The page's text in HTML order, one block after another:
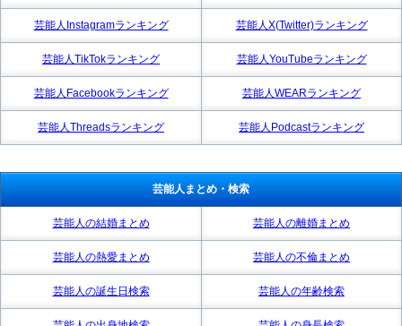
芸能人Instagramランキング 芸能人X(Twitter)ランキング
芸能人TikTokランキング 芸能人YouTubeランキング
芸能人Facebookランキング 芸能人WEARランキング
芸能人Threadsランキング 芸能人Podcastランキング
芸能人まとめ・検索
芸能人の結婚まとめ 芸能人の離婚まとめ
芸能人の熱愛まとめ 芸能人の不倫まとめ
芸能人の誕生日検索 芸能人の年齢検索